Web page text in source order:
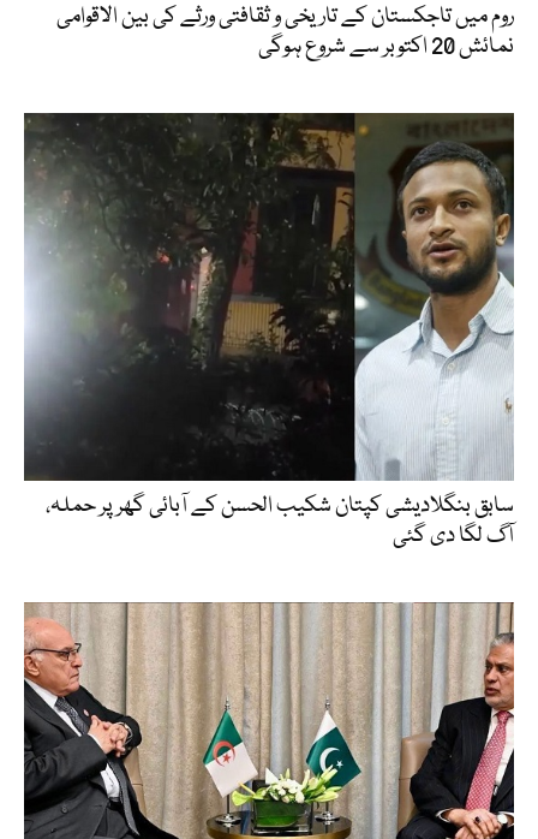
روم میں تاجکستان کے تاریخی و ثقافتی ورثے کی بین الاقوامی
نمائش 20 اکتوبر سے شروع ہوگی
سابق بنگلادیشی کپتان شکیب الحسن کے آبائی گھر پر حملہ،
آگ لگا دی گئی